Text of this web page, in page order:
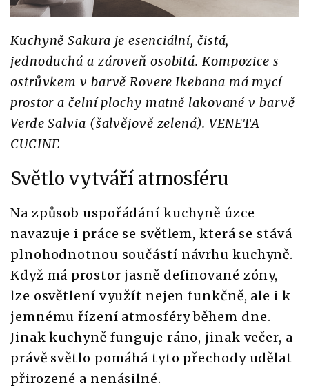
Kuchyně Sakura je esenciální, čistá,
jednoduchá a zároveň osobitá. Kompozice s
ostrůvkem v barvě Rovere Ikebana má mycí
prostor a čelní plochy matně lakované v barvě
Verde Salvia (šalvějově zelená). VENETA
CUCINE
Světlo vytváří atmosféru
Na způsob uspořádání kuchyně úzce
navazuje i práce se světlem, která se stává
plnohodnotnou součástí návrhu kuchyně.
Když má prostor jasně definované zóny,
lze osvětlení využít nejen funkčně, ale i k
jemnému řízení atmosféry během dne.
Jinak kuchyně funguje ráno, jinak večer, a
právě světlo pomáhá tyto přechody udělat
přirozené a nenásilné.